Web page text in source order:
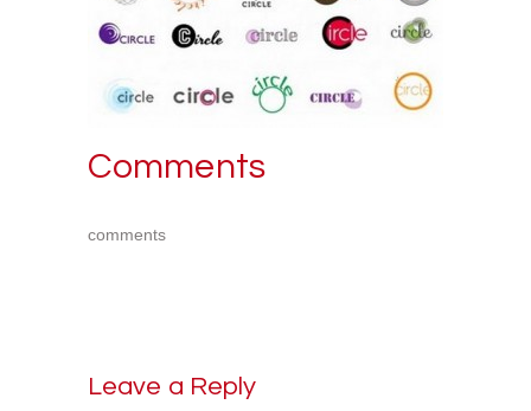
Comments
comments
Leave a Reply